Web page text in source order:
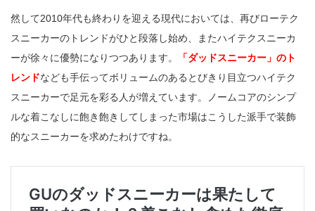
然して2010年代も終わりを迎える現代においては、再びローテク
スニーカーのトレンドがひと段落し始め、またハイテクスニーカ
ーが徐々に優勢になりつつあります。
「ダッドスニーカー」のト
レンドなども手伝ってボリュームのあるとびきり目立つハイテク
スニーカーで足元を彩る人が増えています。ノームコアのシンプ
ルな着こなしに飽き飽きしてしまった市場はこうした派手で装飾
的なスニーカーを求めたわけですね。